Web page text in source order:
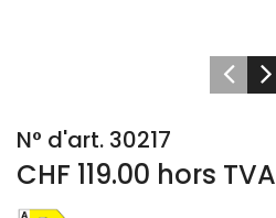
N° d'art. 30217
CHF 119.00 hors TVA